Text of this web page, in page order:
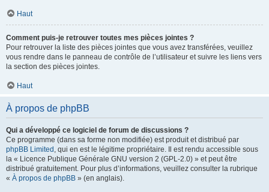
Haut
Comment puis-je retrouver toutes mes pièces jointes ?
Pour retrouver la liste des pièces jointes que vous avez transférées, veuillez
vous rendre dans le panneau de contrôle de l’utilisateur et suivre les liens vers
la section des pièces jointes.
Haut
À propos de phpBB
Qui a développé ce logiciel de forum de discussions ?
Ce programme (dans sa forme non modifiée) est produit et distribué par
phpBB Limited , qui en est le légitime propriétaire. Il est rendu accessible sous
la « Licence Publique Générale GNU version 2 (GPL-2.0) » et peut être
distribué gratuitement. Pour plus d’informations, veuillez consulter la rubrique
« À propos de phpBB » (en anglais).